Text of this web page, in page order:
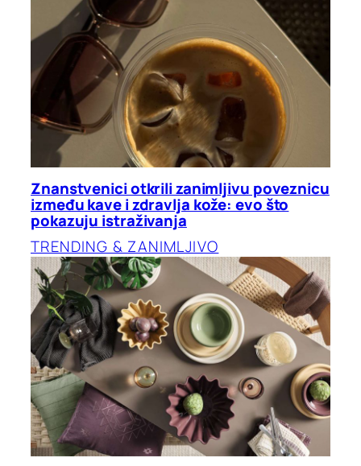
Znanstvenici otkrili zanimljivu poveznicu
između kave i zdravlja kože: evo što
pokazuju istraživanja
TRENDING & ZANIMLJIVO